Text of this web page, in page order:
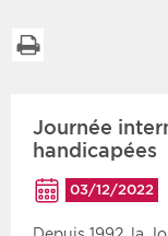
Rendez-vous
prochains jours
Communiqués
derniers jours
Journée
handicapées
03/12/2022